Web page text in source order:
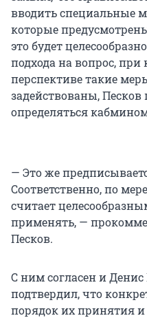
вводить специальные
которые
это будет
подхода на вопрос,
перспективе такие
задействованы, Песков
определяться
— Это же
Соответственно, по
считает
применять, —
Песков.
С ним согласен и
подтвердил, что
порядок их принятия и